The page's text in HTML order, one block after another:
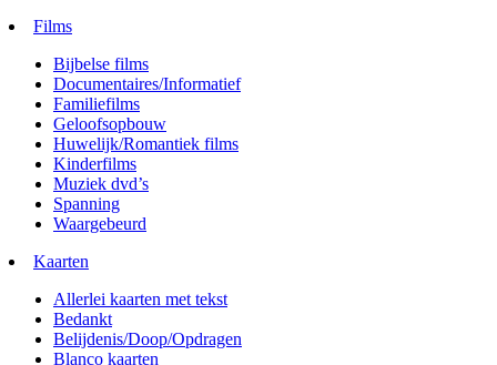
Films
Bijbelse films
Documentaires/Informatief
Familiefilms
Geloofsopbouw
Huwelijk/Romantiek films
Kinderfilms
Muziek dvd’s
Spanning
Waargebeurd
Kaarten
Allerlei kaarten met tekst
Bedankt
Belijdenis/Doop/Opdragen
Blanco kaarten